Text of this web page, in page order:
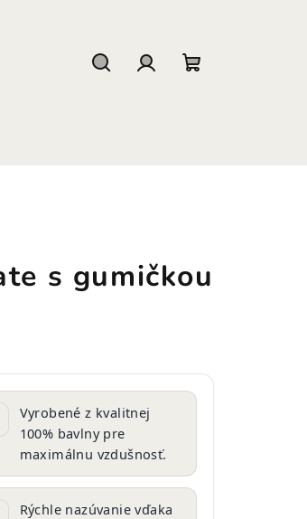
s gumičkou
Vyrobené z kvalitnej
100% bavlny pre
maximálnu vzdušnosť.
Rýchle nazúvanie vďaka